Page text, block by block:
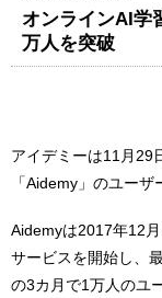
オンラインAI学
万人を突破
アイデミーは11月29
「Aidemy」のユー
Aidemyは2017年12
サービスを開始し、
の3カ月で1万人のユ